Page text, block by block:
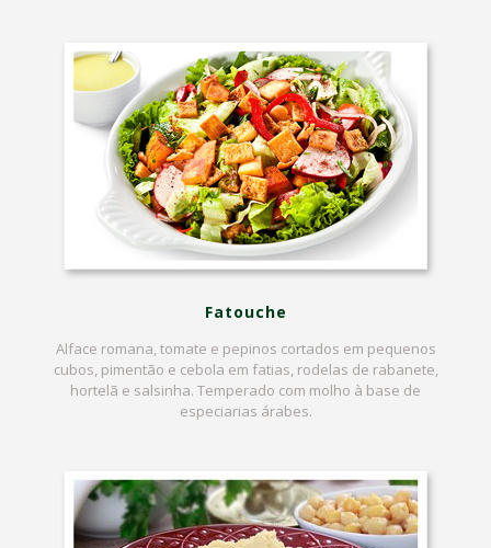
Fatouche
Alface romana, tomate e pepinos cortados em pequenos
cubos, pimentão e cebola em fatias, rodelas de rabanete,
hortelã e salsinha. Temperado com molho à base de
especiarias árabes.